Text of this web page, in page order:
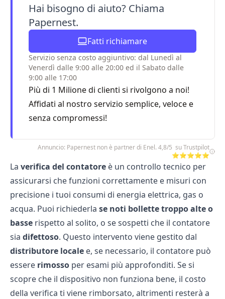
Hai bisogno di aiuto? Chiama
Papernest.
Fatti richiamare
Servizio senza costo aggiuntivo: dal Lunedì al
Venerdì dalle 9:00 alle 20:00 ed il Sabato dalle
9:00 alle 17:00
Più di 1 Milione di clienti si rivolgono a noi!
Affidati al nostro servizio semplice, veloce e
senza compromessi!
Annuncio: Papernest non è partner di Enel. 4,8/5 su Trustpilot
⭐⭐⭐⭐⭐
La verifica del contatore è un controllo tecnico per
assicurarsi che funzioni correttamente e misuri con
precisione i tuoi consumi di energia elettrica, gas o
acqua. Puoi richiederla se noti bollette troppo alte o
basse rispetto al solito, o se sospetti che il contatore
sia difettoso. Questo intervento viene gestito dal
distributore locale e, se necessario, il contatore può
essere rimosso per esami più approfonditi. Se si
scopre che il dispositivo non funziona bene, il costo
della verifica ti viene rimborsato, altrimenti resterà a